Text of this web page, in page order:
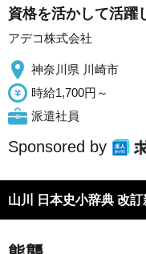
資格を活かして活躍
アデコ株式会社
神奈川県 川崎市
時給1,700円～
派遣社員
Sponsored by
山川 日本史小辞典 改訂